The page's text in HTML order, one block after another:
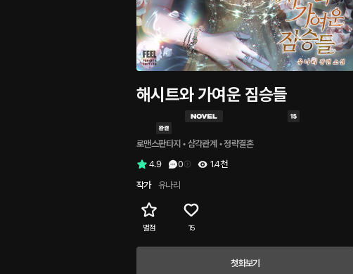
해시트와 가여운 짐승들
로맨스판타지 • 삼각관계 • 정략결혼
4.9
0
1.4천
작가
유나리
별점 15
첫화보기